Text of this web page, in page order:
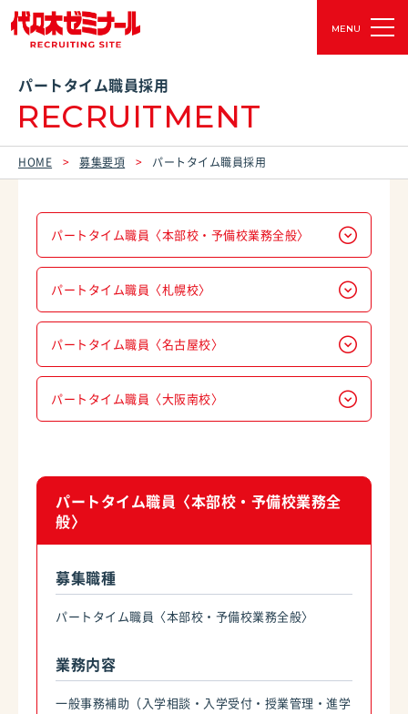
MENU
パートタイム職員採用
RECRUITMENT
HOME 募集要項 パートタイム職員採用
パートタイム職員〈本部校・予備校業務全般〉
パートタイム職員〈札幌校〉
パートタイム職員〈名古屋校〉
パートタイム職員〈大阪南校〉
パートタイム職員〈本部校・予備校業務全
般〉
募集職種
パートタイム職員〈本部校・予備校業務全般〉
業務内容
一般事務補助（入学相談・入学受付・授業管理・進学